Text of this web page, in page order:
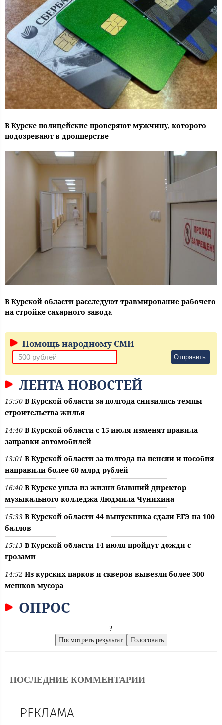
В Курске полицейские проверяют мужчину, которого
подозревают в дропперстве
В Курской области расследуют травмирование рабочего
на стройке сахарного завода
Помощь народному СМИ
Отправить
ЛЕНТА НОВОСТЕЙ
15:50 В Курской области за полгода снизились темпы
строительства жилья
14:40 В Курской области с 15 июля изменят правила
заправки автомобилей
13:01 В Курской области за полгода на пенсии и пособия
направили более 60 млрд рублей
16:40 В Курске ушла из жизни бывший директор
музыкального колледжа Людмила Чунихина
15:33 В Курской области 44 выпускника сдали ЕГЭ на 100
баллов
15:13 В Курской области 14 июля пройдут дожди с
грозами
14:52 Из курских парков и скверов вывезли более 300
мешков мусора
ОПРОС
?
ПОСЛЕДНИЕ КОММЕНТАРИИ
РЕКЛАМА